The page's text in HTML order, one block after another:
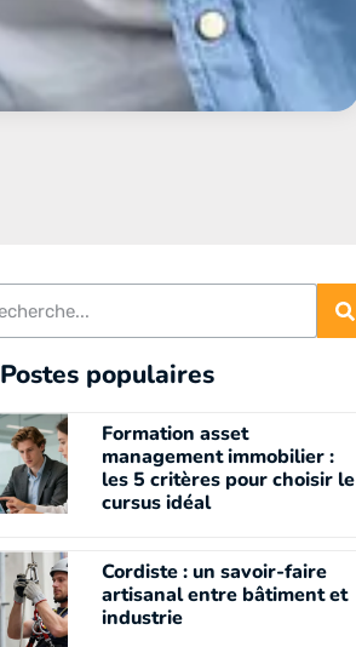
Postes populaires
Formation asset
management immobilier :
les 5 critères pour choisir le
cursus idéal
Cordiste : un savoir-faire
artisanal entre bâtiment et
industrie